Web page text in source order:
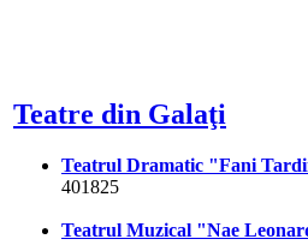
Teatre din Galaţi
Teatrul Dramatic "Fani
401825
Teatrul Muzical "Nae